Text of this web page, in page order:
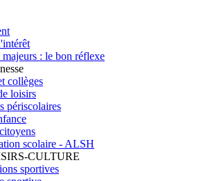
majeurs : le bon réflexe
collèges
loisirs
périscolaires
scolaire - ALSH
CULTURE
sportives